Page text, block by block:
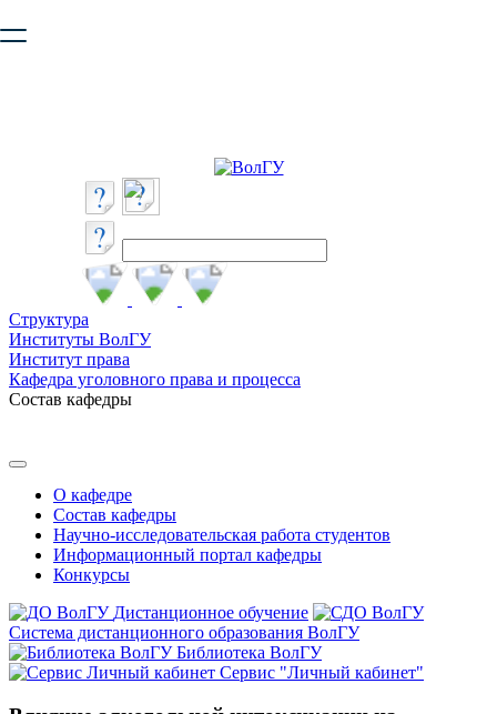
безопасную работу с сайтом. Пожалуйста
Структура
Институты ВолГУ
Институт права
Кафедра уголовного права и процесса
Состав кафедры
О кафедре
Состав кафедры
Научно-исследовательская работа студентов
Информационный портал кафедры
Конкурсы
Дистанционное обучение
Система дистанционного образования ВолГУ
Библиотека ВолГУ
Сервис "Личный кабинет"